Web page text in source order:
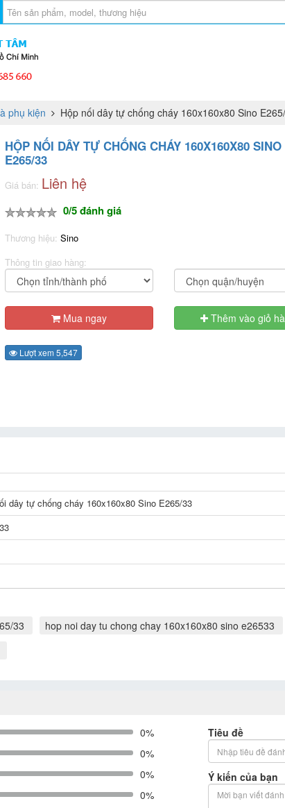
phụ kiện Hộp nối dây tự chống cháy 160x160x80 Sino
HỘP NỐI DÂY TỰ CHỐNG CHÁY 160X160X80 SINO
E265/33
Giá bán: Liên hệ
0/5 đánh giá
Thương hiệu: Sino
Thông tin giao hàng:
Mua ngay Thêm vào giỏ
Lượt xem 5,547
dây tự chống cháy 160x160x80 Sino E265/33
33
hop noi day tu chong chay 160x160x80 sino e26533
0%
0%
0%
0%
Tiêu đề
Ý kiến của bạn